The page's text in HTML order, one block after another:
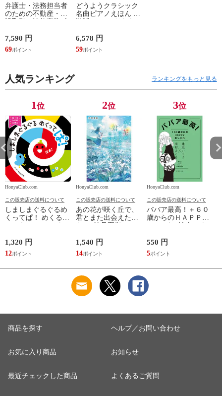
弁護士・法務担当者
のための不動産・建
開発、設計・監理、
建設請負 第２版 /富
田裕 小里佳嵩
7,590 円
69
どうようクラシック
名曲ピアノえほん 新
ワシマミワコ
6,578 円
59
人気ランキング ランキングをもっと見る
1位
HonyaClub.com
この販売店の送料について
しましまぐるぐるめ
くってぱ！ めくるし
1,320 円
12
2位
HonyaClub.com
この販売店の送料について
あの花が咲く丘で、
君とまた出会えた
1,540 円
14
3位
HonyaClub.com
この販売店の送料について
ババア最高！＋６０
歳からのＨＡＰＰＹ
550 円
5
商品を探す
お気に入り商品
最近チェックした商品
ヘルプ／お問い合わせ
お知らせ
よくあるご質問